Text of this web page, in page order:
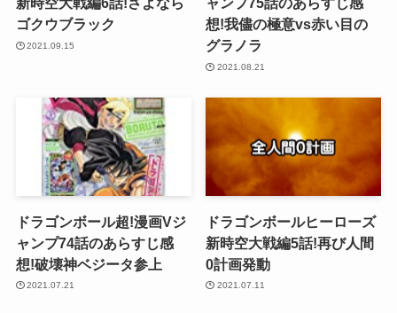
ゴクウブラック
2021.09.15
想!我儘の極意vs赤い目の
グラノラ
2021.08.21
ドラゴンボール超!漫画Vジ
ャンプ74話のあらすじ感
想!破壊神ベジータ参上
2021.07.21
ドラゴンボールヒーローズ
新時空大戦編5話!再び人間
0計画発動
2021.07.11